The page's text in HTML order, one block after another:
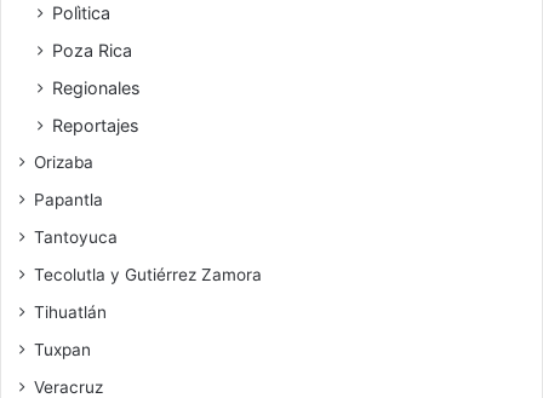
Polìtica
Poza Rica
Regionales
Reportajes
Orizaba
Papantla
Tantoyuca
Tecolutla y Gutiérrez Zamora
Tihuatlán
Tuxpan
Veracruz